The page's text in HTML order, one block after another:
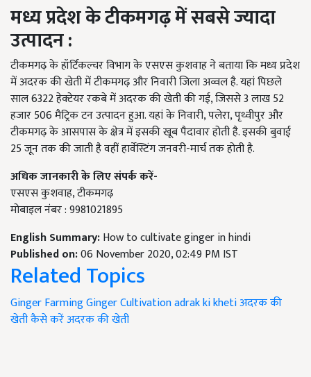
मध्यप्रदेशकेटीकमगढ़मेंसबसेज्यादा
उत्पादन:
टीकमगढ़ के हॉर्टिकल्चर विभाग के एसएस कुशवाह ने बताया कि मध्य प्रदेश
में अदरक की खेती में टीकमगढ़ और निवारी जिला अव्वल है. यहां पिछले
साल 6322 हेक्टेयर रकबे में अदरक की खेती की गई, जिससे 3 लाख 52
हजार 506 मैट्रिक टन उत्पादन हुआ. यहां के निवारी, पलेरा, पृथ्वीपुर और
टीकमगढ़ के आसपास के क्षेत्र में इसकी खूब पैदावार होती है. इसकी बुवाई
25 जून तक की जाती है वहीं हार्वेस्टिंग जनवरी-मार्च तक होती है.
अधिकजानकारीकेलिएसंपर्ककरें-
एसएस कुशवाह, टीकमगढ़
मोबाइल नंबर : 9981021895
English Summary:How to cultivate ginger in hindi
Published on:06 November 2020, 02:49 PM IST
Related Topics
Ginger FarmingGinger Cultivationadrak ki khetiअदरक की
खेतीकैसे करें अदरक की खेती